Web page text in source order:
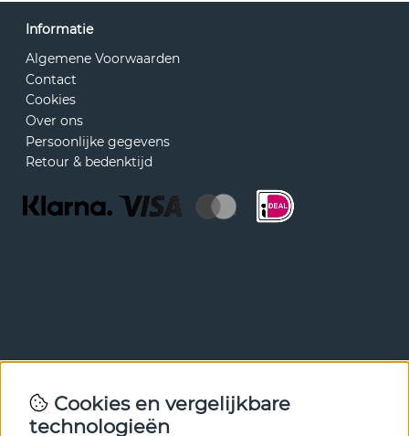
Informatie
Algemene Voorwaarden
Contact
Cookies
Over ons
Persoonlijke gegevens
Retour & bedenktijd
Met onze nieuwsbrief ben je als eerste op de hoogte van
nieuws en aanbiedingen. Meld je hieronder aan.
Cookies en vergelijkbare
technologieën